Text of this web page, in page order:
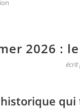
2026 :
qui